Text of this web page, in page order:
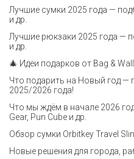
Лучшие сумки 2025 года —
и др.
Лучшие рюкзаки 2025 года —
и др.
🎄 Идеи подарков от Bag &
Что подарить на Новый год —
2025/2026 года!
Что мы ждём в начале 2026
Gear, Pun Cube и др.
Обзор сумки Orbitkey Travel
Новые решения для города,